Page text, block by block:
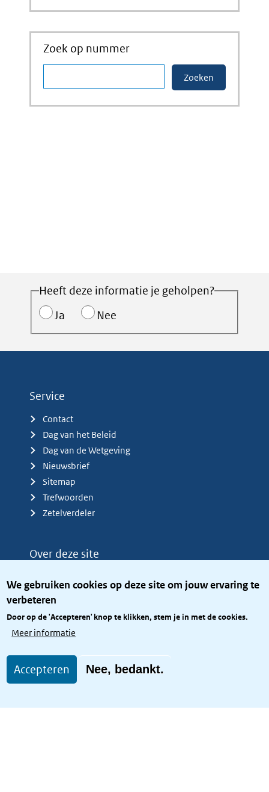
We gebruiken cookies op deze site om jouw ervaring te
verbeteren
Door op de 'Accepteren' knop te klikken, stem je in met de cookies.
Meer informatie
Accepteren Nee, bedankt.
Zoek op nummer
Heeft deze informatie je geholpen?
Ja
Nee
Service
Contact
Dag van het Beleid
Dag van de Wetgeving
Nieuwsbrief
Sitemap
Trefwoorden
Zetelverdeler
Over deze site
Privacy
Toegang site openbaar
Toegankelijkheid